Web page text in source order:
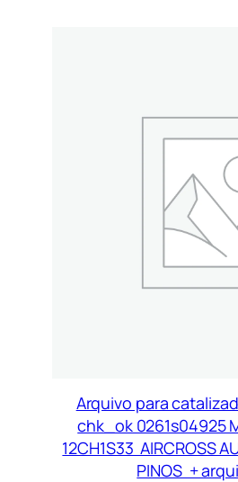
Arquivo para
chk_ok 0261s04925
12CH1S33 AIRCROSS
PINOS +